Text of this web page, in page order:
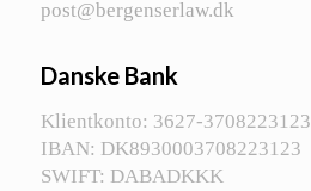
post@bergenserlaw.dk
Danske Bank
Klientkonto: 3627-3708223123
IBAN: DK8930003708223123
SWIFT: DABADKKK